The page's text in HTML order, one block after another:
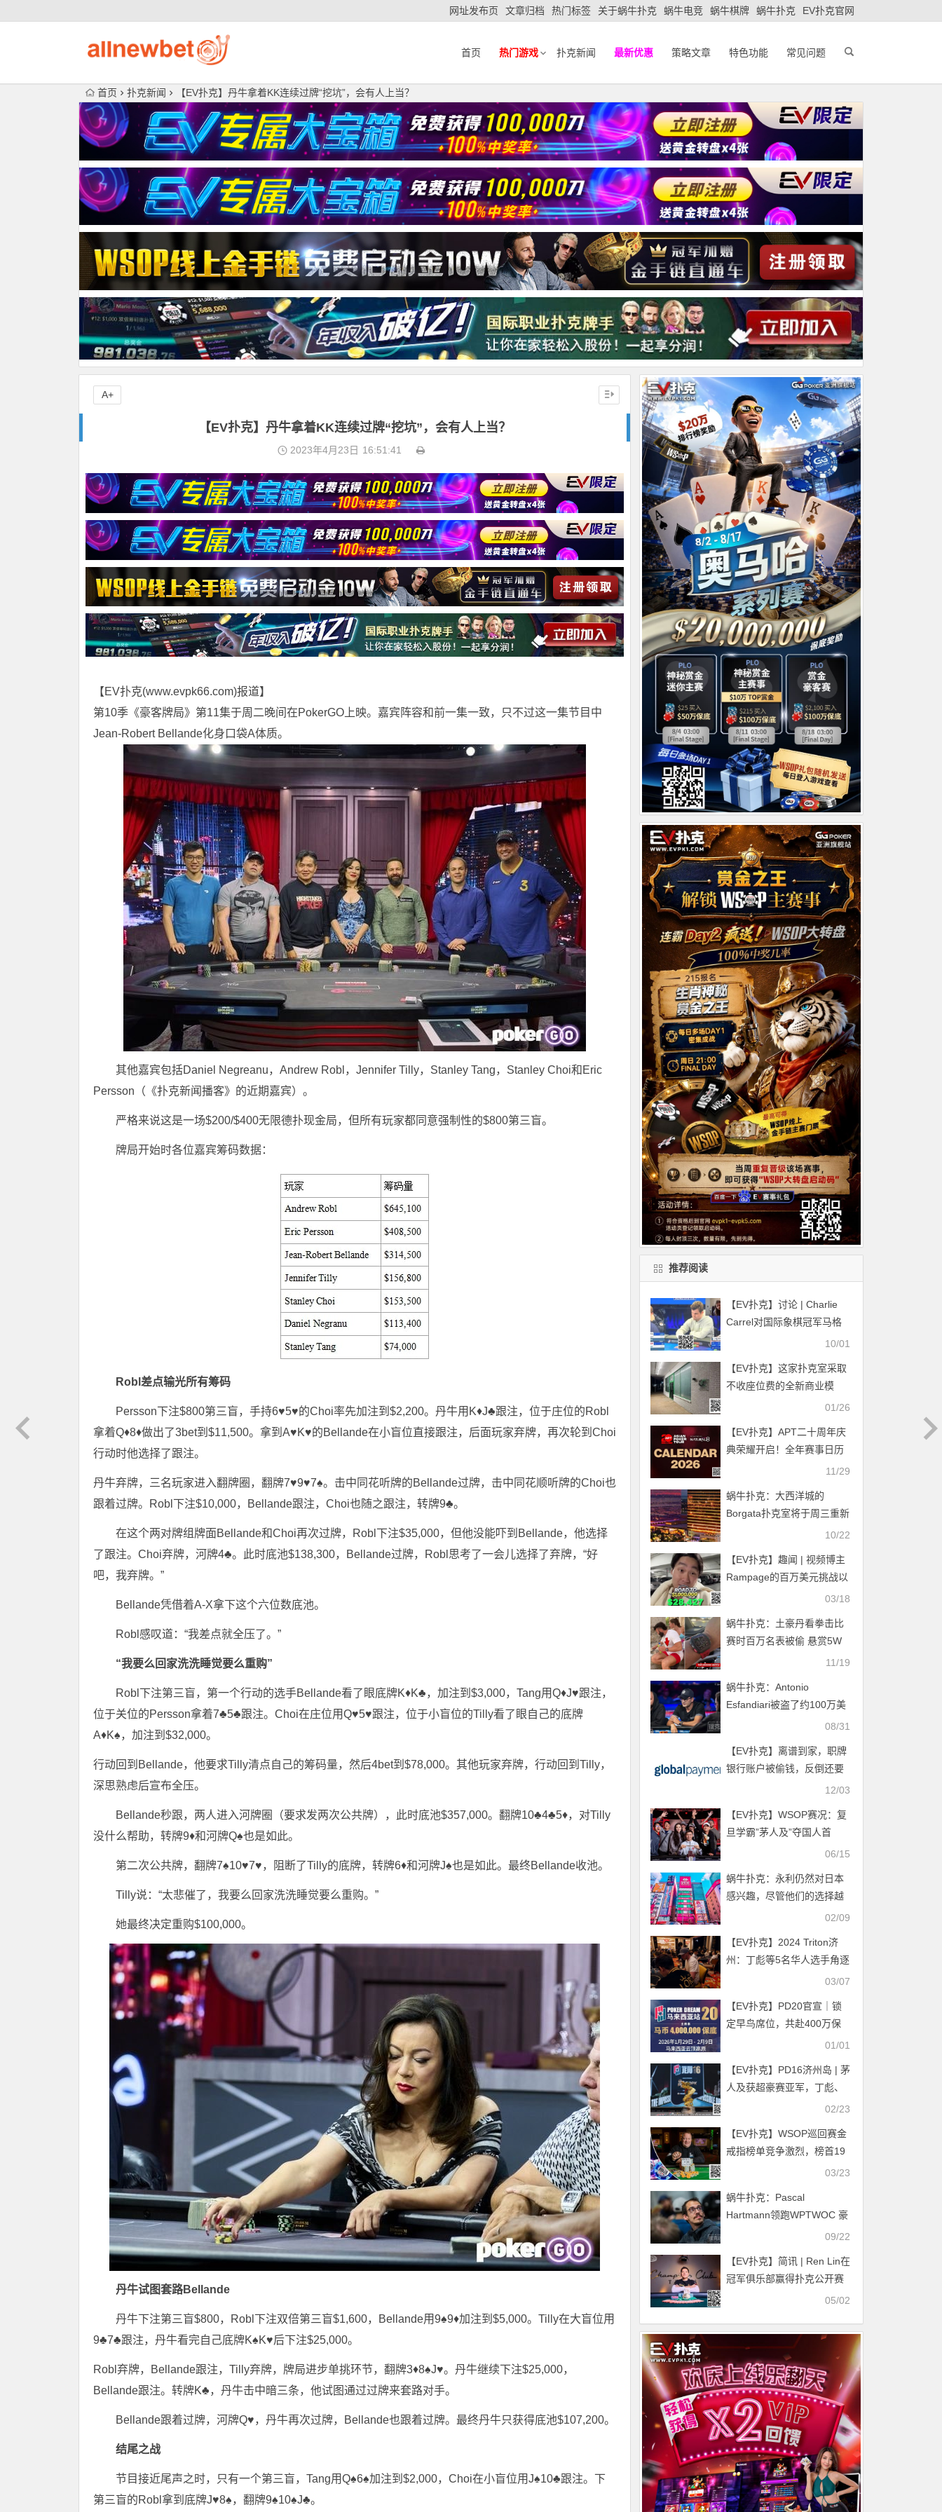
网址发布页 文章归档 热门标签 关于蜗牛扑克 蜗牛电竞 蜗牛棋牌 蜗牛扑克 EV扑克官网
首页 热门游戏 扑克新闻 最新优惠 策略文章 特色功能 常见问题
首页 扑克新闻 【EV扑克】丹牛拿着KK连续过牌“挖坑”，会有人上当？
【EV扑克】丹牛拿着KK连续过牌“挖坑”，会有人上当？
2023年4月23日 16:51:41
【EV扑克(www.evpk66.com)报道】
第10季《豪客牌局》第11集于周二晚间在PokerGO上映。嘉宾阵容和前一集一致，只不过这一集节目中
Jean-Robert Bellande化身口袋A体质。
其他嘉宾包括Daniel Negreanu，Andrew Robl，Jennifer Tilly，Stanley Tang，Stanley Choi和Eric
Persson（《扑克新闻播客》的近期嘉宾）。
严格来说这是一场$200/$400无限德扑现金局，但所有玩家都同意强制性的$800第三盲。
牌局开始时各位嘉宾筹码数据：
Robl差点输光所有筹码
Persson下注$800第三盲，手持6♥5♥的Choi率先加注到$2,200。丹牛用K♦J♣跟注，位于庄位的Robl
拿着Q♦8♦做出了3bet到$11,500。拿到A♥K♥的Bellande在小盲位直接跟注，后面玩家弃牌，再次轮到Choi
行动时他选择了跟注。
丹牛弃牌，三名玩家进入翻牌圈，翻牌7♥9♥7♠。击中同花听牌的Bellande过牌，击中同花顺听牌的Choi也
跟着过牌。Robl下注$10,000，Bellande跟注，Choi也随之跟注，转牌9♣。
在这个两对牌组牌面Bellande和Choi再次过牌，Robl下注$35,000，但他没能吓到Bellande，他选择
了跟注。Choi弃牌，河牌4♣。此时底池$138,300，Bellande过牌，Robl思考了一会儿选择了弃牌，“好
吧，我弃牌。”
Bellande凭借着A-X拿下这个六位数底池。
Robl感叹道：“我差点就全压了。”
“我要么回家洗洗睡觉要么重购”
Robl下注第三盲，第一个行动的选手Bellande看了眼底牌K♦K♣，加注到$3,000，Tang用Q♦J♥跟注，
位于关位的Persson拿着7♣5♣跟注。Choi在庄位用Q♥5♥跟注，位于小盲位的Tilly看了眼自己的底牌
A♦K♠，加注到$32,000。
行动回到Bellande，他要求Tilly清点自己的筹码量，然后4bet到$78,000。其他玩家弃牌，行动回到Tilly，
深思熟虑后宣布全压。
Bellande秒跟，两人进入河牌圈（要求发两次公共牌），此时底池$357,000。翻牌10♣4♣5♦，对Tilly
没什么帮助，转牌9♦和河牌Q♠也是如此。
第二次公共牌，翻牌7♠10♥7♥，阻断了Tilly的底牌，转牌6♦和河牌J♠也是如此。最终Bellande收池。
Tilly说：“太悲催了，我要么回家洗洗睡觉要么重购。”
她最终决定重购$100,000。
丹牛试图套路Bellande
丹牛下注第三盲$800，Robl下注双倍第三盲$1,600，Bellande用9♠9♦加注到$5,000。Tilly在大盲位用
9♣7♣跟注，丹牛看完自己底牌K♠K♥后下注$25,000。
Robl弃牌，Bellande跟注，Tilly弃牌，牌局进步单挑环节，翻牌3♦8♠J♥。丹牛继续下注$25,000，
Bellande跟注。转牌K♣，丹牛击中暗三条，他试图通过过牌来套路对手。
Bellande跟着过牌，河牌Q♥，丹牛再次过牌，Bellande也跟着过牌。最终丹牛只获得底池$107,200。
结尾之战
节目接近尾声之时，只有一个第三盲，Tang用Q♠6♠加注到$2,000，Choi在小盲位用J♠10♣跟注。下
第三盲的Robl拿到底牌J♥8♠，翻牌9♠10♠J♣。
A+
推荐阅读
【EV扑克】讨论 | Charlie
Carrel对国际象棋冠军马格
努斯·卡尔森的手牌分析10/01
【EV扑克】这家扑克室采取
不收座位费的全新商业模
01/26
【EV扑克】APT二十周年庆
典荣耀开启！全年赛事日历
11/29
蜗牛扑克：大西洋城的
Borgata扑克室将于周三重新
10/22
【EV扑克】趣闻 | 视频博主
Rampage的百万美元挑战以
03/18
蜗牛扑克：土豪丹看拳击比
赛时百万名表被偷 悬赏5W
11/19
蜗牛扑克：Antonio
Esfandiari被盗了约100万美
08/31
【EV扑克】离谱到家，职牌
银行账户被偷钱，反倒还要
12/03
【EV扑克】WSOP赛况：复
旦学霸”茅人及”夺国人首
冠！APL亚洲区赛事15日登
06/15
蜗牛扑克：永利仍然对日本
感兴趣，尽管他们的选择越
02/09
【EV扑克】2024 Triton济
州：丁彪等5名华人选手角逐
03/07
【EV扑克】PD20官宣｜锁
定早鸟席位，共赴400万保
底盛宴！QQPK Champion
牒！
01/01
【EV扑克】PD16济州岛 | 茅
人及获超豪赛亚军，丁彪、
余磊打进一万五千美元超级
02/23
【EV扑克】WSOP巡回赛金
戒指榜单竞争激烈，榜首19
03/23
蜗牛扑克：Pascal
Hartmann领跑WPTWOC 豪
09/22
【EV扑克】简讯 | Ren Lin在
冠军俱乐部赢得扑克公开赛
主赛事冠军，奖金 40 万美
05/02